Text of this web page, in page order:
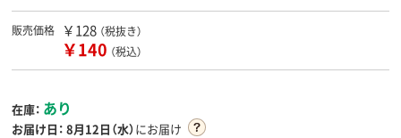
販売価格 ￥128 （税抜き）
￥140 （税込）
在庫： あり
お届け日： 8月12日（水）にお届け